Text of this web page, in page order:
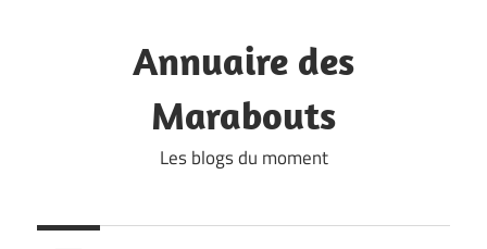
Annuaire des
Marabouts
Les blogs du moment